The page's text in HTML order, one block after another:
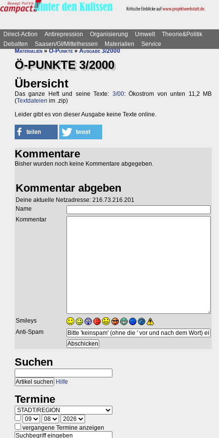
Direct-Action Antirepression Organisierung Umwelt
Theorie&Politik
Debatten
Saasen/GI/Mittelhessen Materialien
Service
Materialien»Ö-Punkte»Ausgabe 3/2000
Ö-PUNKTE 3/2000
Übersicht
Das ganze Heft und seine Texte: 3/00: Ökostrom von unten 11,2 MB
(Textdateien im .zip)
Leider gibt es von dieser Ausgabe keine Texte online.
Kommentare
Bisher wurden noch keine Kommentare abgegeben.
Kommentar abgeben
Deine aktuelle Netzadresse: 216.73.216.201
Name
Kommentar
Smileys
Anti-Spam
Suchen
Hilfe
Termine
vergangene Termine anzeigen